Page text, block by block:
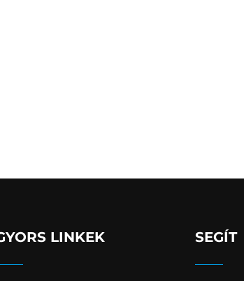
LINKEK SEGÍT